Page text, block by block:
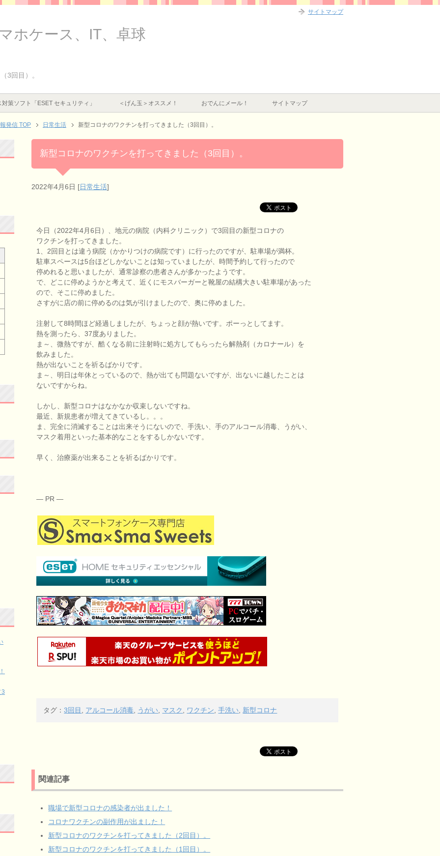
ホケース、IT、卓球
3回目）。
策ソフト「ESET セキュリティ」 ＜げん玉＞オススメ！ おでんにメール！ サイトマップ
発信 TOP 日常生活 新型コロナのワクチンを打ってきました（3回目）。
新型コロナのワクチンを打ってきました（3回目）。
2022年4月6日 [日常生活]
今日（2022年4月6日）、地元の病院（内科クリニック）で3回目の新型コロナの
ワクチンを打ってきました。
1、2回目とは違う病院（かかりつけの病院です）に行ったのですが、駐車場が満杯。
駐車スペースは5台ほどしかないことは知っていましたが、時間予約して行ったので
停めれると思いましたが、通常診察の患者さんが多かったようです。
で、どこに停めようかと考えて、近くにモスバーガーと靴屋の結構大きい駐車場があった
ので、そこに停めました。
さすがに店の前に停めるのは気が引けましたので、奥に停めました。
注射して8時間ほど経過しましたが、ちょっと顔が熱いです。ポーっとしてます。
熱を測ったら、37度ありました。
ま～、微熱ですが、酷くなる前に注射時に処方してもらったら解熱剤（カロナール）を
飲みました。
熱が出ないことを祈るばかりです。
ま～、明日は年休とっているので、熱が出ても問題ないですが、出ないに越したことは
ないですからね。
しかし、新型コロナはなかなか収束しないですね。
最近、新規患者が増えてきているし。。。
ま、完全に消滅することは出来そうにないので、手洗い、手のアルコール消毒、うがい、
マスク着用といった基本的なことをするしかないです。
早く、治療薬が出来ることを祈るばかりです。
— PR —
タグ：3回目 アルコール消毒 うがい マスク ワクチン ,手洗い 新型コロナ
関連記事
職場で新型コロナの感染者が出ました！
コロナワクチンの副作用が出ました！
新型コロナのワクチンを打ってきました（2回目）。
新型コロナのワクチンを打ってきました（1回目）。
3
サイトマップ